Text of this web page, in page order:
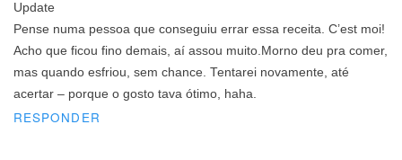
Update
Pense numa pessoa que conseguiu errar essa receita. C’est moi!
Acho que ficou fino demais, aí assou muito.Morno deu pra comer,
mas quando esfriou, sem chance. Tentarei novamente, até
acertar – porque o gosto tava ótimo, haha.
RESPONDER